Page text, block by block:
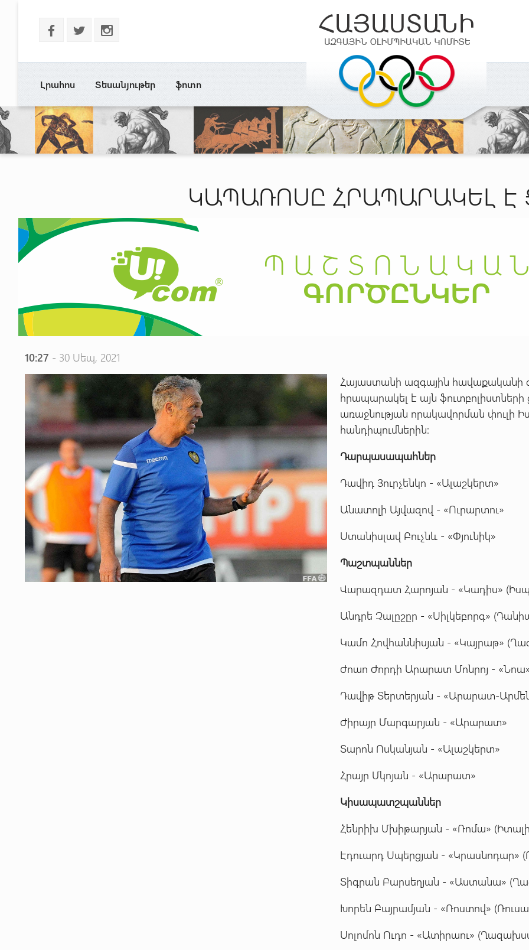
b a x
Լրահոս Տեսանյութեր ֆոտո
ԿԱՊԱՌՈՍԸ ՀՐԱՊԱՐԱԿԵԼ Է
10:27 - 30 Սեպ, 2021
Հայաստանի ազգային հավաքականի
հրապարակել է այն
առաջնության որակավորման փուլի
հանդիպումներին:
Դարպասապահներ
Դավիդ Յուրչենկո - «Ալաշկերտ»
Անատոլի Այվազով - «Ուրարտու»
Ստանիսլավ Բուչնև - «Փյունիկ»
Պաշտպաններ
Վարազդատ Հարոյան - «Կադիս»
Անդրե Չալըշըր - «Սիլկեբորգ»
Կամո Հովհաննիսյան - «Կայրաթ»
Ժոաո Ժորդի Արարատ Մոնրոյ -
Դավիթ Տերտերյան - «Արարատ-
Ժիրայր Մարգարյան - «Արարատ»
Տարոն Ոսկանյան - «Ալաշկերտ»
Հրայր Մկոյան - «Արարատ»
Կիսապատշպաններ
Հենրիխ Մխիթարյան - «Ռոմա»
Էդուարդ Սպերցյան - «Կրասնոդար»
Տիգրան Բարսեղյան - «Աստանա»
Խորեն Բայրամյան - «Ռոստով»
Սոլոմոն Ուդո - «Ատիրաու»